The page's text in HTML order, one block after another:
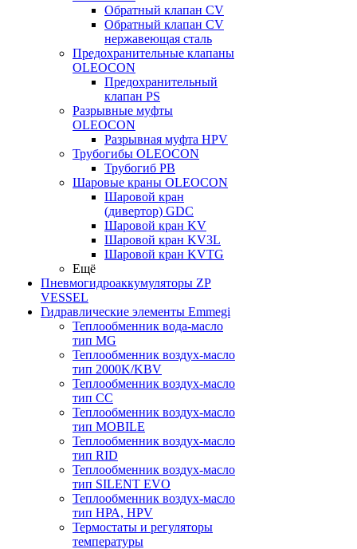
Обратный клапан CV
Обратный клапан CV
нержавеющая сталь
Предохранительные клапаны
OLEOCON
Предохранительный
клапан PS
Разрывные муфты
OLEOCON
Разрывная муфта HPV
Трубогибы OLEOCON
Трубогиб PB
Шаровые краны OLEOCON
Шаровой кран
(дивертор) GDC
Шаровой кран KV
Шаровой кран KV3L
Шаровой кран KVTG
Ещё
Пневмогидроаккумуляторы ZP
VESSEL
Гидравлические элементы Emmegi
Теплообменник вода-масло
тип MG
Теплообменник воздух-масло
тип 2000K/KBV
Теплообменник воздух-масло
тип CC
Теплообменник воздух-масло
тип MOBILE
Теплообменник воздух-масло
тип RID
Теплообменник воздух-масло
тип SILENT EVO
Теплообменник воздух-масло
тип НРА, HPV
Термостаты и регуляторы
температуры